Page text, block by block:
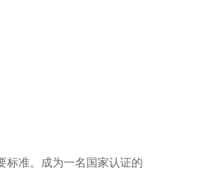
标准。成为一名国家认证的